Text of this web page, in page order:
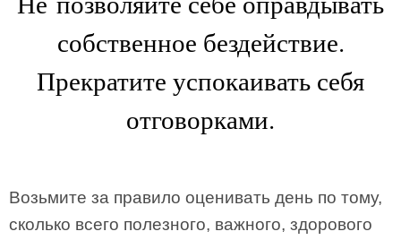
собственное бездействие.
Прекратите успокаивать себя
отговорками.
Возьмите за правило оценивать день по тому,
сколько всего полезного, важного, здорового